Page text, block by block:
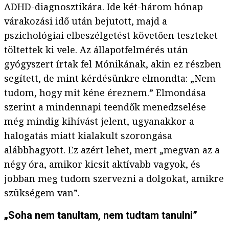
ADHD-diagnosztikára. Ide két-három hónap
várakozási idő után bejutott, majd a
pszichológiai elbeszélgetést követően teszteket
töltettek ki vele. Az állapotfelmérés után
gyógyszert írtak fel Mónikának, akin ez részben
segített, de mint kérdésünkre elmondta: „Nem
tudom, hogy mit kéne éreznem.” Elmondása
szerint a mindennapi teendők menedzselése
még mindig kihívást jelent, ugyanakkor a
halogatás miatt kialakult szorongása
alábbhagyott. Ez azért lehet, mert „megvan az a
négy óra, amikor kicsit aktívabb vagyok, és
jobban meg tudom szervezni a dolgokat, amikre
szükségem van”.
„Soha nem tanultam, nem tudtam tanulni”